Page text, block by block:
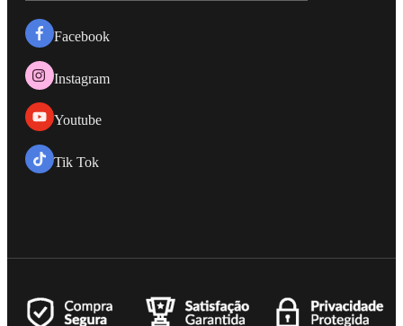
Facebook
Instagram
Youtube
Tik Tok